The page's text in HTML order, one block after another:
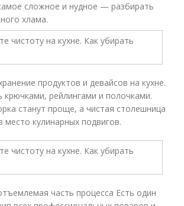
сложное и нудное — разбирать
хлама.
продуктов и девайсов на кухне.
крючками, рейлингами и полочками.
станут проще, а чистая столешница
место кулинарных подвигов.
часть процесса Есть один